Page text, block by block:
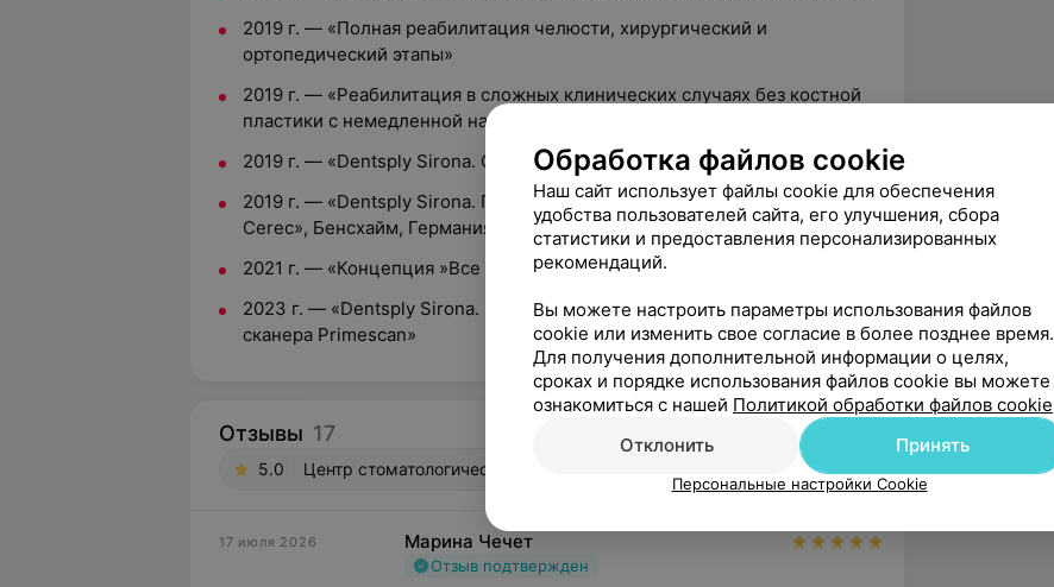
2019 г. — «Полная реабилитация челюсти, хирургический и
ортопедический этапы»
2019 г. — «Реабилитация в сложных клинических случаях без костной
пластики с немедленной нагрузкой»
2019 г. — «Dentsply Sirona. CAD/CAM-технологии»
2019 г. — «Dentsply Sirona. Протезирование с использованием системы
Cerec», Бенсхайм, Германия
2021 г. — «Концепция »Все в один этап«»
2023 г. — «Dentsply Sirona. Практическое применение интраорального
сканера Primescan»
Отзывы 17
5.0 Центр стоматологической имплантации, пр-т Машерова, 17к2
17 июля 2026 Марина Чечет
Отзыв подтвержден
Обработка файлов cookie
Наш сайт использует файлы cookie для обеспечения
удобства пользователей сайта, его улучшения, сбора
статистики и предоставления персонализированных
рекомендаций.
Вы можете настроить параметры использования файлов
cookie или изменить свое согласие в более позднее время.
Для получения дополнительной информации о целях,
сроках и порядке использования файлов cookie вы можете
ознакомиться с нашей Политикой обработки файлов cookie
Отклонить
Принять
Персональные настройки Cookie